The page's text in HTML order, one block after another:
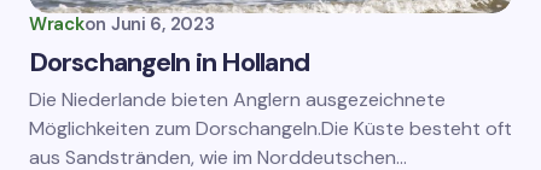
Wrackon Juni 6, 2023
Dorschangeln in Holland
Die Niederlande bieten Anglern ausgezeichnete
Möglichkeiten zum Dorschangeln.Die Küste besteht oft
aus Sandstränden, wie im Norddeutschen…